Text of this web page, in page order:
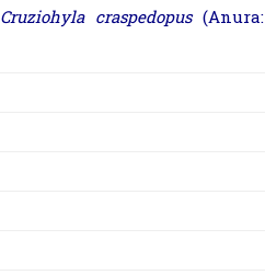
Cruziohyla craspedopus(Anura: